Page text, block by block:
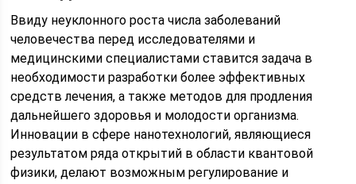
Ввиду неуклонного роста числа заболеваний
человечества перед исследователями и
медицинскими специалистами ставится задача в
необходимости разработки более эффективных
средств лечения, а также методов для продления
дальнейшего здоровья и молодости организма.
Инновации в сфере нанотехнологий, являющиеся
результатом ряда открытий в области квантовой
физики, делают возможным регулирование и